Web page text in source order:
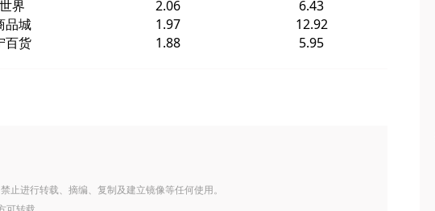
界 2.06
6.43
品城 1.97
12.92
百货 1.88 5.95
进行转载、摘编、复制及建立镜像等任何使用。